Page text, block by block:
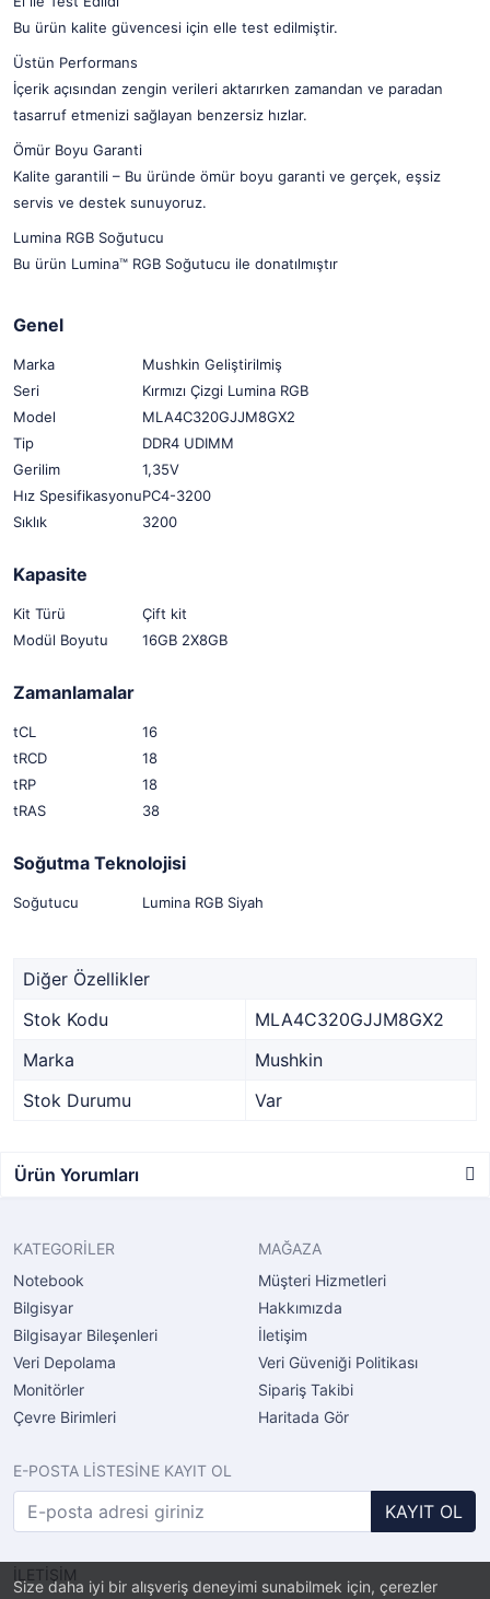
Size daha iyi bir alışveriş deneyimi sunabilmek için, çerezler
Bu ürün kalite güvencesi için elle test edilmiştir.
Üstün Performans
İçerik açısından zengin verileri aktarırken zamandan ve paradan
tasarruf etmenizi sağlayan benzersiz hızlar.
Ömür Boyu Garanti
Kalite garantili – Bu üründe ömür boyu garanti ve gerçek, eşsiz
servis ve destek sunuyoruz.
Lumina RGB Soğutucu
Bu ürün Lumina™ RGB Soğutucu ile donatılmıştır
Genel
Marka
Mushkin Geliştirilmiş
Seri
Kırmızı Çizgi Lumina RGB
Model
MLA4C320GJJM8GX2
Tip
DDR4 UDIMM
Gerilim
1,35V
Hız SpesifikasyonuPC4-3200
Sıklık
3200
Kapasite
Kit Türü
Çift kit
Modül Boyutu
16GB 2X8GB
Zamanlamalar
tCL
16
tRCD
18
tRP
18
tRAS
38
Soğutma Teknolojisi
Soğutucu Lumina RGB Siyah
Diğer Özellikler
Stok Kodu
MLA4C320GJJM8GX2
Marka
Mushkin
Stok Durumu
Var
Ürün Yorumları
KATEGORİLER
Notebook
Bilgisyar
Bilgisayar Bileşenleri
Veri Depolama
Monitörler
Çevre Birimleri
MAĞAZA
Müşteri Hizmetleri
Hakkımızda
İletişim
Veri Güveniği Politikası
Sipariş Takibi
Haritada Gör
E-POSTA LİSTESİNE KAYIT OL
KAYIT OL
İLETİŞİM